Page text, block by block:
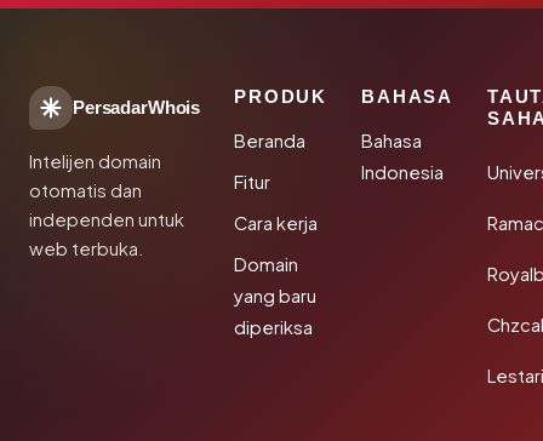
PersadarWhois
Intelijen domain
otomatis dan
independen untuk
web terbuka.
PRODUK
Beranda
Fitur
Cara kerja
Domain
yang baru
diperiksa
BAHASA
Bahasa
Indonesia